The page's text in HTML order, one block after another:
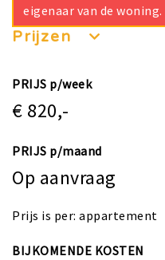
eigenaar van de woning.
Prijzen
PRIJS p/week
€ 820,-
PRIJS p/maand
Op aanvraag
Prijs is per: appartement
BIJKOMENDE KOSTEN